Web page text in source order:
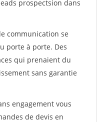
prospectsion dans
communication se
porte à porte. Des
qui prenaient du
sans garantie
engagement vous
de devis en